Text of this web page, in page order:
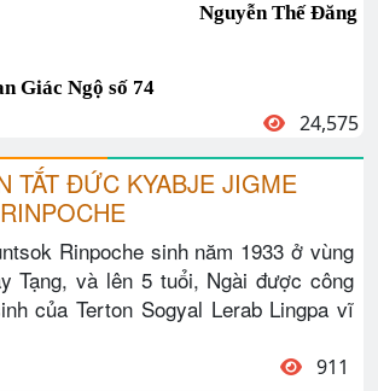
Nguyễn Thế Đăng
Giác Ngộ số 74
24,575
TẮT ĐỨC KYABJE JIGME
Rinpoche sinh năm 1933 ở vùng
Tạng, và lên 5 tuổi, Ngài được công
của Terton Sogyal Lerab Lingpa vĩ
911